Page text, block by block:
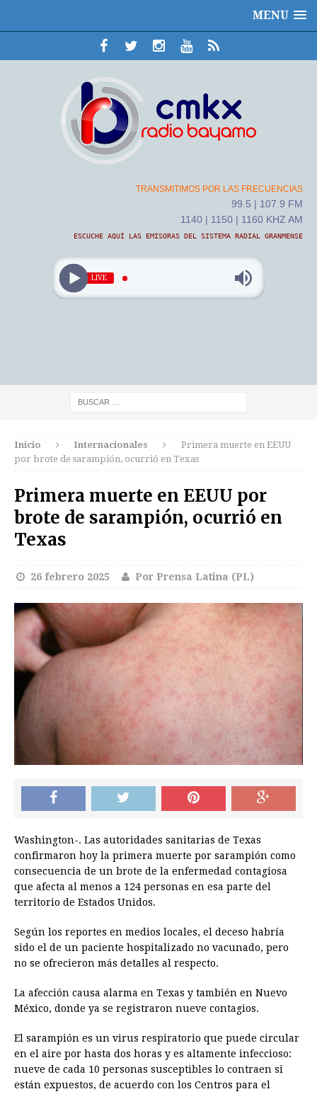
MENU
TRANSMITIMOS POR LAS FRECUENCIAS
99.5 | 107.9 FM
1140 | 1150 | 1160 KHZ AM
ESCUCHE AQUÍ LAS EMISORAS DEL SISTEMA RADIAL GRANMENSE
LIVE
Inicio Internacionales
Primera muerte en EEUU
por brote de sarampión, ocurrió en Texas
Primera muerte en EEUU por
brote de sarampión, ocurrió en
Texas
26 febrero 2025 Por Prensa Latina (PL)
Washington-. Las autoridades sanitarias de Texas
confirmaron hoy la primera muerte por sarampión como
consecuencia de un brote de la enfermedad contagiosa
que afecta al menos a 124 personas en esa parte del
territorio de Estados Unidos.
Según los reportes en medios locales, el deceso habría
sido el de un paciente hospitalizado no vacunado, pero
no se ofrecieron más detalles al respecto.
La afección causa alarma en Texas y también en Nuevo
México, donde ya se registraron nueve contagios.
El sarampión es un virus respiratorio que puede circular
en el aire por hasta dos horas y es altamente infeccioso:
nueve de cada 10 personas susceptibles lo contraen si
están expuestos, de acuerdo con los Centros para el